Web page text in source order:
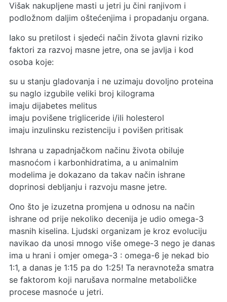
Višak nakupljene masti u jetri ju čini ranjivom i
podložnom daljim oštećenjima i propadanju organa.
Iako su pretilost i sjedeći način života glavni riziko
faktori za razvoj masne jetre, ona se javlja i kod
osoba koje:
su u stanju gladovanja i ne uzimaju dovoljno proteina
su naglo izgubile veliki broj kilograma
imaju dijabetes melitus
imaju povišene trigliceride i/ili holesterol
imaju inzulinsku rezistenciju i povišen pritisak
Ishrana u zapadnjačkom načinu života obiluje
masnoćom i karbonhidratima, a u animalnim
modelima je dokazano da takav način ishrane
doprinosi debljanju i razvoju masne jetre.
Ono što je izuzetna promjena u odnosu na način
ishrane od prije nekoliko decenija je udio omega-3
masnih kiselina. Ljudski organizam je kroz evoluciju
navikao da unosi mnogo više omege-3 nego je danas
ima u hrani i omjer omega-3 : omega-6 je nekad bio
1:1, a danas je 1:15 pa do 1:25! Ta neravnoteža smatra
se faktorom koji narušava normalne metaboličke
procese masnoće u jetri.